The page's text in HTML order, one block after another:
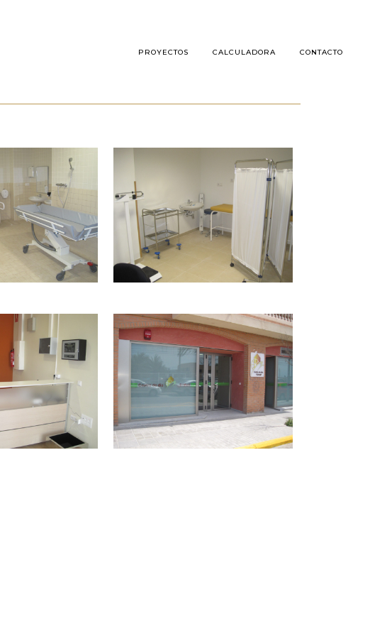
PROYECTOS CALCULADORA CONTACTO